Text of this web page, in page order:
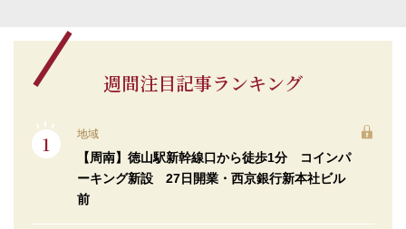
週間注目記事ランキング
地域
【周南】徳山駅新幹線口から徒歩1分 コインパ
ーキング新設 27日開業・西京銀行新本社ビル
前